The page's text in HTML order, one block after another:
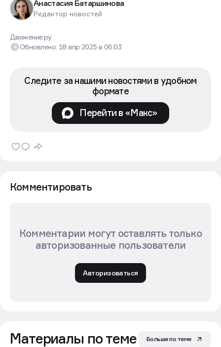
Анастасия Батаршинова
Редактор новостей
Движение.ру
Обновлено: 18 апр 2025в 06:03
Следите за нашими новостями в удобном
формате
Перейти в «Макс»
Комментировать
Комментарии могут оставлять только
авторизованные пользователи
Авторизоваться
Материалы по теме Больше по теме